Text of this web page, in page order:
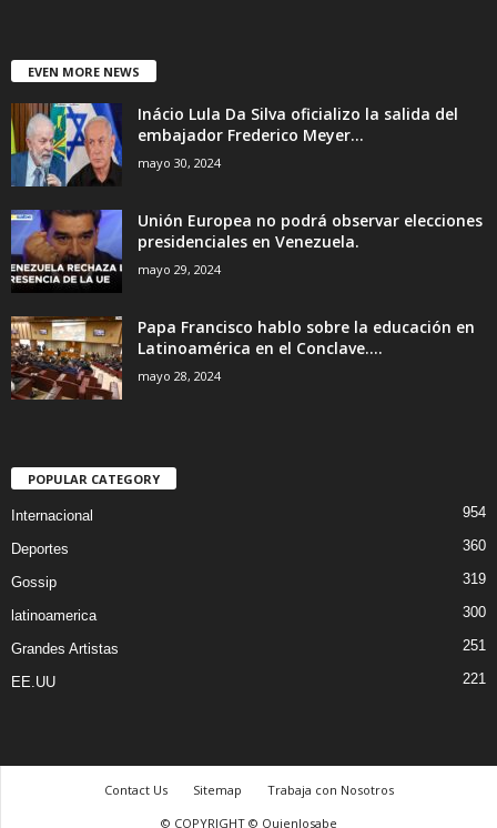
EVEN MORE NEWS
Inácio Lula Da Silva oficializo la salida del
embajador Frederico Meyer...
mayo 30, 2024
Unión Europea no podrá observar elecciones
presidenciales en Venezuela.
mayo 29, 2024
Papa Francisco hablo sobre la educación en
Latinoamérica en el Conclave....
mayo 28, 2024
POPULAR CATEGORY
Internacional 954
Deportes 360
Gossip 319
latinoamerica 300
Grandes Artistas 251
EE.UU 221
Contact Us Sitemap
Trabaja con Nosotros
© COPYRIGHT © Quienlosabe